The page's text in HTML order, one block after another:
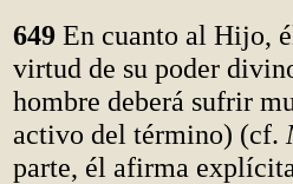
649 En cuanto al Hijo,
virtud de su poder
hombre deberá sufrir
activo del término) (cf.
parte, él afirma